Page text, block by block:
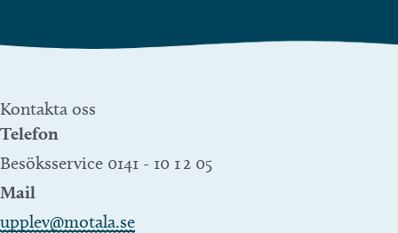
Kontakta oss
Telefon
Besöksservice 0141 - 10 1 2 05
Mail
upplev@motala.se